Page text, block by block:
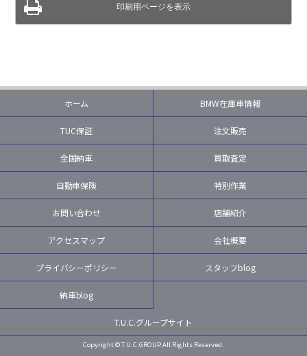
印刷用ページを表示
ホーム BMW在庫車情報
TUC保証 注文販売
全国納車 買取査定
自動車保険 特別作業
お問い合わせ 店舗紹介
アクセスマップ 会社概要
プライバシーポリシー スタッフblog
納車blog
T.U.C.グループサイト
Copyright © T.U.C.GROUP All Rights Reserved.